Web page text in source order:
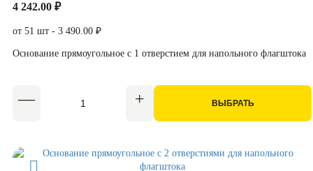
4 242.00 ₽
от 51 шт - 3 490.00 ₽
Основание прямоугольное с 1 отверстием для напольного флагштока
ВЫБРАТЬ